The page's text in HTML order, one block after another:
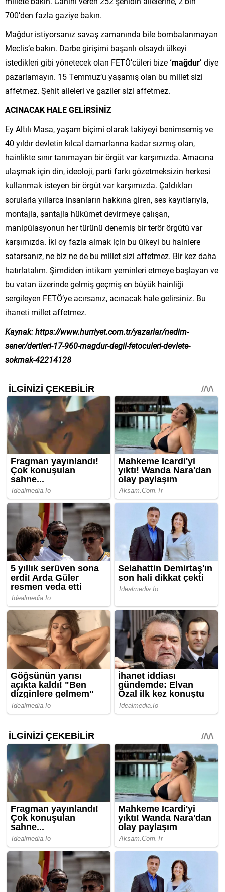
700’den fazla gaziye bakın.
Mağdur istiyorsanız savaş zamanında bile bombalanmayan
Meclis’e bakın. Darbe girişimi başarılı olsaydı ülkeyi
istedikleri gibi yönetecek olan FETÖ’cüleri bize‘mağdur’ diye
pazarlamayın. 15 Temmuz’u yaşamış olan bu millet sizi
affetmez. Şehit aileleri ve gaziler sizi affetmez.
ACINACAK HALE GELİRSİNİZ
Ey Altılı Masa, yaşam biçimi olarak takiyeyi benimsemiş ve
40 yıldır devletin kılcal damarlarına kadar sızmış olan,
hainlikte sınır tanımayan bir örgüt var karşımızda. Amacına
ulaşmak için din, ideoloji, parti farkı gözetmeksizin herkesi
kullanmak isteyen bir örgüt var karşımızda. Çaldıkları
sorularla yıllarca insanların hakkına giren, ses kayıtlarıyla,
montajla, şantajla hükümet devirmeye çalışan,
manipülasyonun her türünü denemiş bir terör örgütü var
karşımızda. İki oy fazla almak için bu ülkeyi bu hainlere
satarsanız, ne biz ne de bu millet sizi affetmez. Bir kez daha
hatırlatalım. Şimdiden intikam yeminleri etmeye başlayan ve
bu vatan üzerinde gelmiş geçmiş en büyük hainliği
sergileyen FETÖ’ye acırsanız, acınacak hale gelirsiniz. Bu
ihaneti millet affetmez.
Kaynak: https://www.hurriyet.com.tr/yazarlar/nedim-
sener/dertleri-17-960-magdur-degil-fetoculeri-devlete-
sokmak-42214128